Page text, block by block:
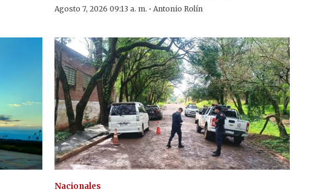
Agosto 7, 2026 09:13 a. m. · Antonio Rolín
Nacionales